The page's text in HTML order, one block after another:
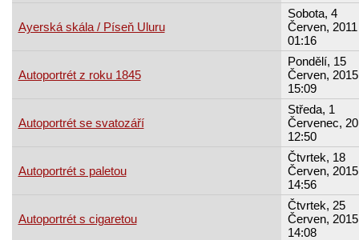
Ayerská skála / Píseň Uluru
Sobota, 4
Červen,
01:16
Autoportrét z roku 1845
Pondělí, 15
Červen,
15:09
Autoportrét se svatozáří
Středa, 1
Červenec,
12:50
Autoportrét s paletou
Čtvrtek, 18
Červen,
14:56
Autoportrét s cigaretou
Čtvrtek, 25
Červen,
14:08